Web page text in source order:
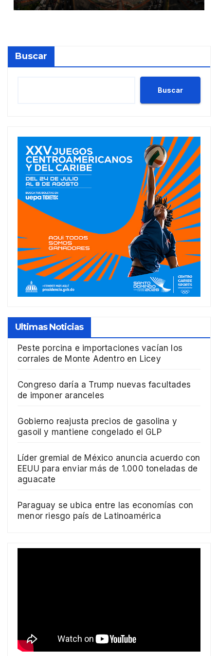
Buscar
Buscar
Ultimas Noticias
Peste porcina e importaciones vacían los
corrales de Monte Adentro en Licey
Congreso daría a Trump nuevas facultades
de imponer aranceles
Gobierno reajusta precios de gasolina y
gasoil y mantiene congelado el GLP
Líder gremial de México anuncia acuerdo con
EEUU para enviar más de 1.000 toneladas de
aguacate
Paraguay se ubica entre las economías con
menor riesgo país de Latinoamérica